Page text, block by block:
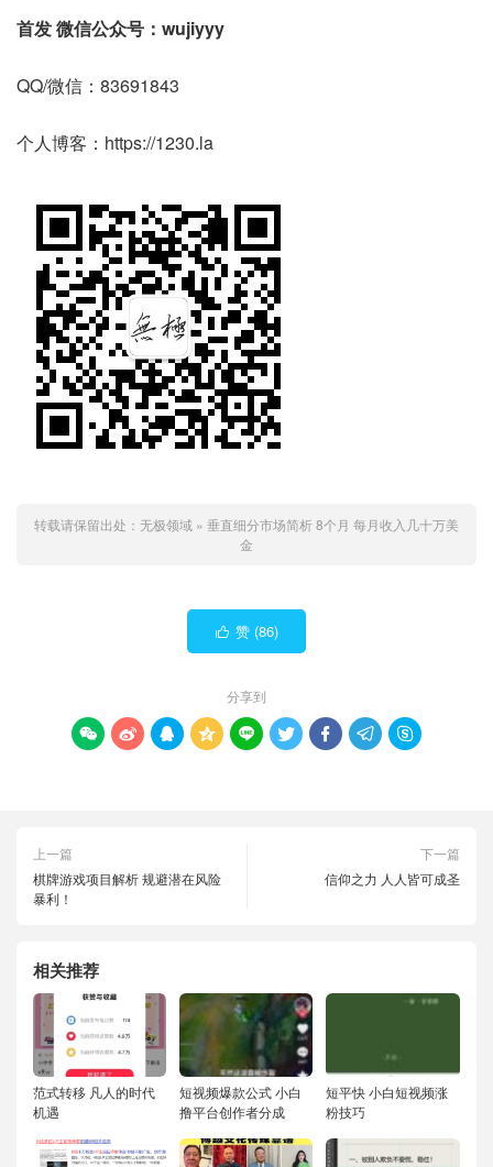
首发 微信公众号：wujiyyy
QQ/微信：83691843
个人博客：https://1230.la
转载请保留出处： 无极领域 » 垂直细分市场简析 8个月 每月收入几十万美
金
 赞 (86)
分享到
        
上一篇
棋牌游戏项目解析 规避潜在风险
暴利！
下一篇
信仰之力 人人皆可成圣
相关推荐
范式转移 凡人的时代
机遇
短视频爆款公式 小白
撸平台创作者分成
短平快 小白短视频涨
粉技巧